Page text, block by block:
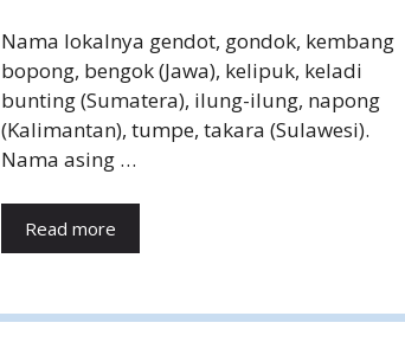
Nama lokalnya gendot, gondok, kembang
bopong, bengok (Jawa), kelipuk, keladi
bunting (Sumatera), ilung-ilung, napong
(Kalimantan), tumpe, takara (Sulawesi).
Nama asing …
Read more